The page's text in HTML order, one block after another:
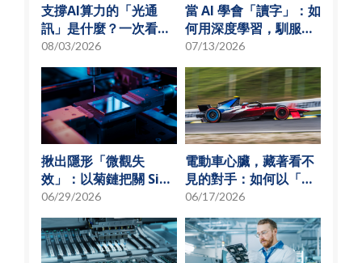
支撐AI算力的「光通
訊」是什麼？一次看懂
矽光子與光通訊模組發
展趨勢
08/03/2026
當 AI 學會「讀字」：如
何用深度學習，馴服
SMT 產線的誤報風暴
07/13/2026
揪出隱形「微觀失
效」：以菊鏈把關 SiP
可靠度測試
06/29/2026
電動車心臟，藏著看不
見的對手：如何以「物
理模型化」破解損耗難
題？
06/17/2026